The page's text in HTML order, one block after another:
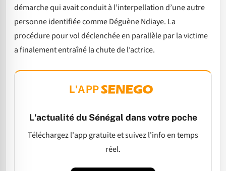
démarche qui avait conduit à l’interpellation d’une autre
personne identifiée comme Déguène Ndiaye. La
procédure pour vol déclenchée en parallèle par la victime
a finalement entraîné la chute de l’actrice.
L'APP
L'actualité du Sénégal dans votre poche
Téléchargez l'app gratuite et suivez l'info en temps
réel.